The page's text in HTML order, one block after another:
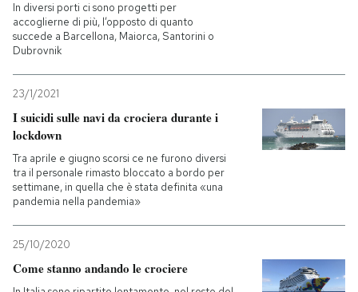
In diversi porti ci sono progetti per
accoglierne di più, l’opposto di quanto
succede a Barcellona, Maiorca, Santorini o
Dubrovnik
23/1/2021
I suicidi sulle navi da crociera durante i
lockdown
Tra aprile e giugno scorsi ce ne furono diversi
tra il personale rimasto bloccato a bordo per
settimane, in quella che è stata definita «una
pandemia nella pandemia»
25/10/2020
Come stanno andando le crociere